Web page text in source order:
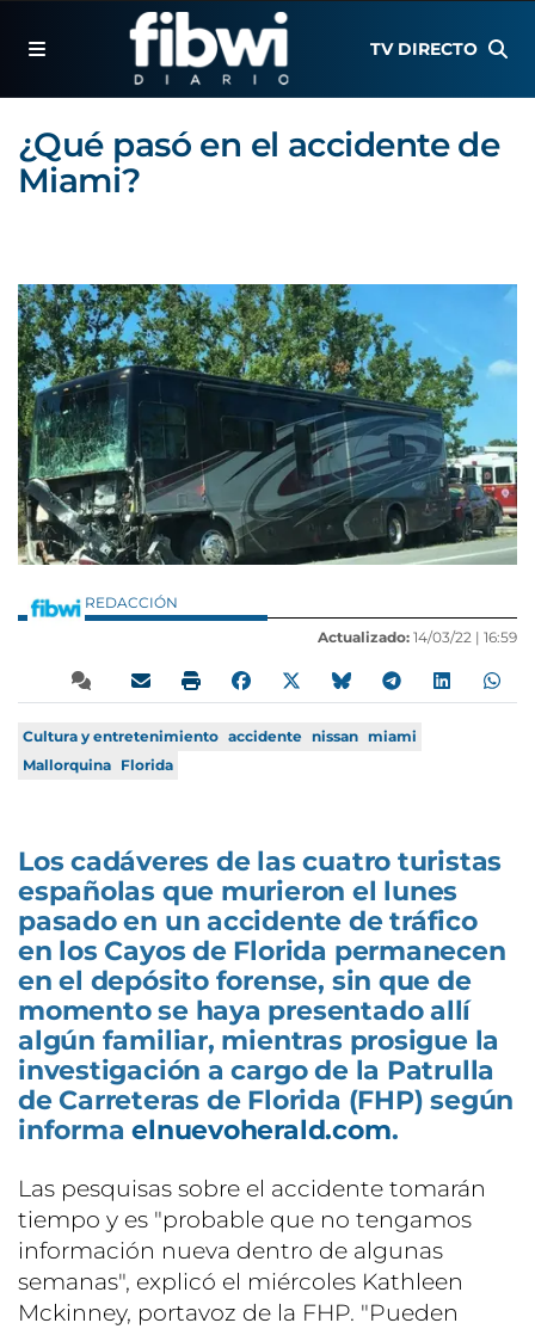
TV DIRECTO
¿Qué pasó en el accidente de
Miami?
REDACCIÓN
Actualizado: 14/03/22 | 16:59
Cultura y entretenimiento accidente nissan miami
Mallorquina Florida
Los cadáveres de las cuatro turistas
españolas que murieron el lunes
pasado en un accidente de tráfico
en los Cayos de Florida permanecen
en el depósito forense, sin que de
momento se haya presentado allí
algún familiar, mientras prosigue la
investigación a cargo de la Patrulla
de Carreteras de Florida (FHP) según
informaelnuevoherald.com.
Las pesquisas sobre el accidente tomarán
tiempo y es "probable que no tengamos
información nueva dentro de algunas
semanas", explicó el miércoles Kathleen
Mckinney, portavoz de la FHP. "Pueden